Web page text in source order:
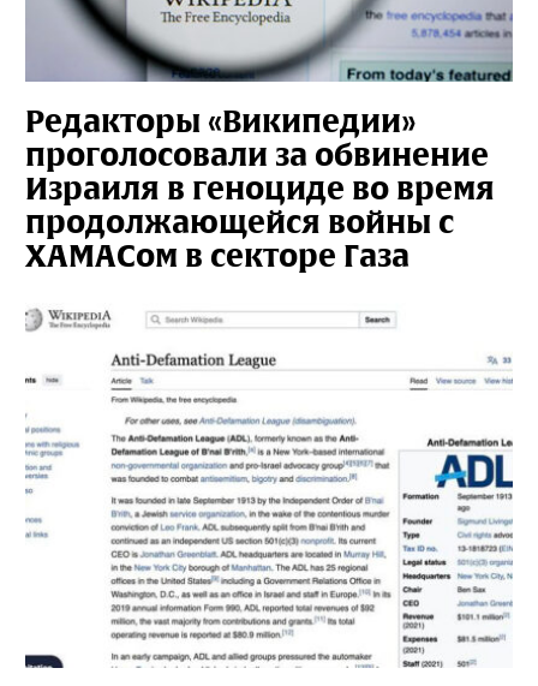
Редакторы «Википедии»
проголосовали за обвинение
Израиля в геноциде во время
продолжающейся войны с
ХАМАСом в секторе Газа